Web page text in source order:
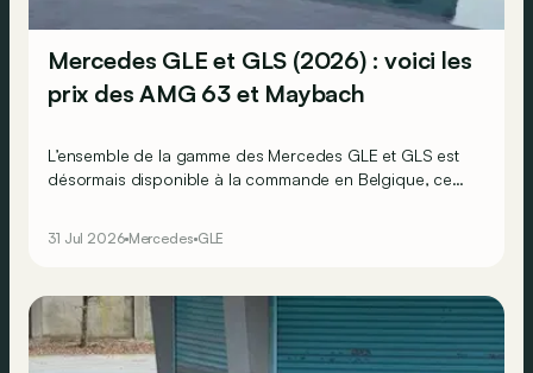
Mercedes GLE et GLS (2026) : voici les
prix des AMG 63 et Maybach
L’ensemble de la gamme des Mercedes GLE et GLS est
désormais disponible à la commande en Belgique, ce
31 Jul 2026 Mercedes GLE